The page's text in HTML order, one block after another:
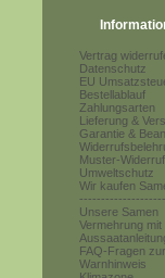
Vertrag
Datenschutz
EU
Bestellablauf
Zahlungsarten
Lieferung &
Garantie &
Muster-
Umweltschutz
Wir kaufen
Unsere Samen
Vermehrung mit
FAQ-Fragen
Warnhinweis